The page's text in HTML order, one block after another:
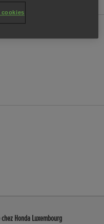
Honda Luxembourg
cookies